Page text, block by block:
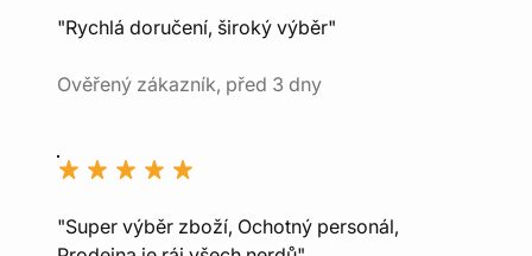
"Rychlá doručení, široký výběr"
Ověřený zákazník, před 3 dny
"Super výběr zboží, Ochotný personál,